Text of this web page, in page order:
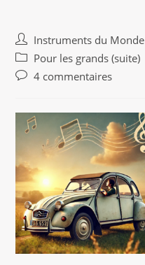
Auteur/autrice
de
la
publication :
Instruments du Monde
Post
category:
Pour les grands (suite)
Commentaires
publication :
4 commentaires